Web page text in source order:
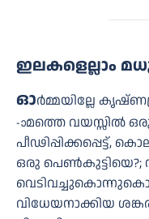
ഇലകളെല്ലാം
ഓർമ്മയില്ലേ
-ാമത്തെ വയസ്സിൽ
പീഢിപ്പിക്കപ്പെട്ട്,
ഒരു പെൺകുട്ടിയെ?;
വിധേയനാക്കിയ